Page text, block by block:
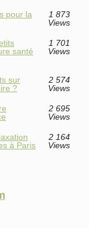
pour la
1 873
Views
santé
1 701
Views
sur
?
2 574
Views
2 695
Views
à Paris
2 164
Views